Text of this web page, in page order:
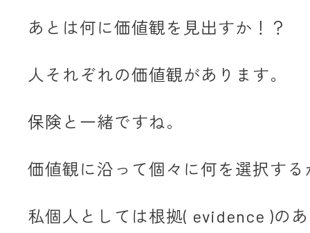
あとは何に価値観を見出すか！？
人それぞれの価値観があります。
保険と一緒ですね。
価値観に沿って個々に何を選択する
私個人としては根拠( evidence )の